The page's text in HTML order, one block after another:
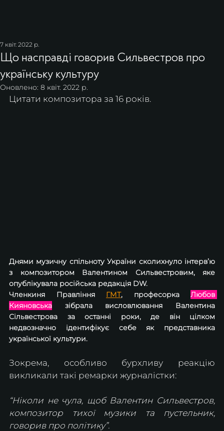
Що насправді говорив Сильвестров про
українську культуру
7 квіт. 2022 р.
Оновлено: 8 квіт. 2022 р.
Цитати композитора за 16 років.
Днями музичну спільноту України сколихнуло інтервʼю
з композитором Валентином Сильвестровим, яке
опублікувала російська редакція DW.
Членкиня Правління ГМТ, професорка Любов
Кияновська зібрала висловлювання Валентина
Сільвестрова за останні роки, де він цілком
недвозначно ідентифікує себе як представника
української культури.
Зокрема, особливо бурхливу реакцію
викликали такі ремарки журналістки:
“Ніколи не чула, щоб Валентин Сильвестров,
композитор тихої музики та пустельник,
говорив про політику”.